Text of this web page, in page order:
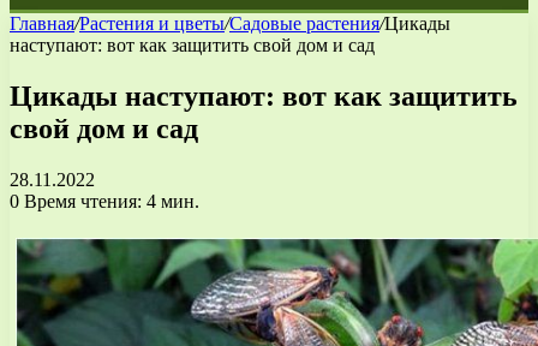
Главная/Растения и цветы/Садовые растения/Цикады
наступают: вот как защитить свой дом и сад
Цикады наступают: вот как защитить
свой дом и сад
28.11.2022
0 Время чтения: 4 мин.